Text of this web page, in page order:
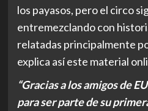
los payasos, pero el circo
entremezclando con
relatadas principalmente
explica así este material
“Gracias a los amigos de
para ser parte de su